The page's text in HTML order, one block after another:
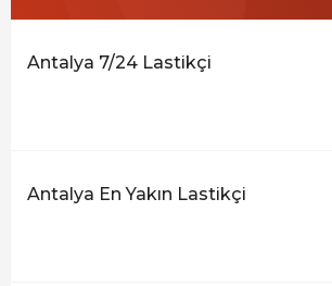
Antalya 7/24 Lastikçi
Antalya En Yakın Lastikçi